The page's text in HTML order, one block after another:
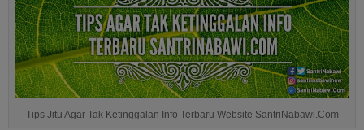
Tips Jitu Agar Tak Ketinggalan Info Terbaru Website SantriNabawi.Com